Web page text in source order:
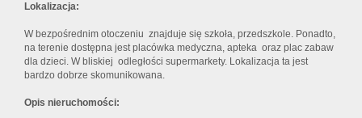
Lokalizacja:
W bezpośrednim otoczeniu znajduje się szkoła, przedszkole. Ponadto,
na terenie dostępna jest placówka medyczna, apteka oraz plac zabaw
dla dzieci. W bliskiej odległości supermarkety. Lokalizacja ta jest
bardzo dobrze skomunikowana.
Opis nieruchomości: